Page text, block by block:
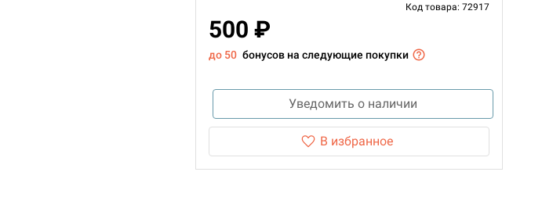
Код товара: 72917
500 ₽
до 50 бонусов на следующие покупки
Уведомить о наличии
В избранное